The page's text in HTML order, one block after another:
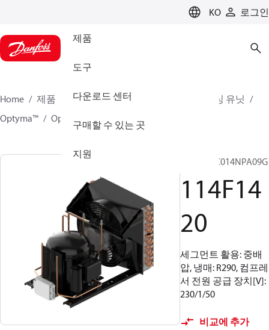
KO 로그인
제품
도구
다운로드 센터
구매할 수 있는 곳
지원
Home 제품 클라이미트 솔루션스 - 쿨링
컨덴싱 유닛
Optyma™
Optyma™ 114F1420
OP-MCNC014NPA09G
114F14
20
세그먼트 활용: 중배
압, 냉매: R290, 컴프레
서 전원 공급 장치[V]:
230/1/50
비교에 추가